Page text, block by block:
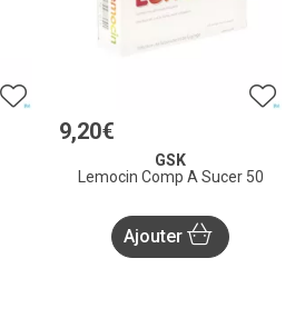
9,20€
GSK
Lemocin Comp A Sucer 50
Ajouter